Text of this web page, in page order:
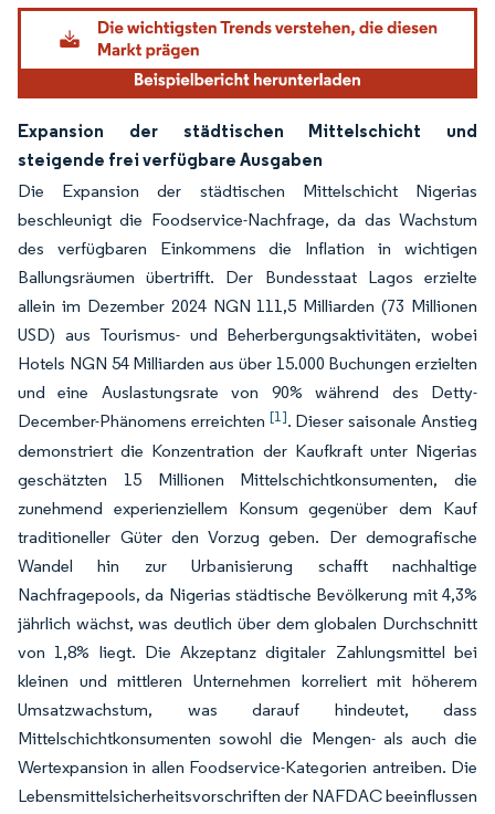
Expansion der städtischen Mittelschicht und
steigende frei verfügbare Ausgaben
Die Expansion der städtischen Mittelschicht Nigerias
beschleunigt die Foodservice-Nachfrage, da das Wachstum
des verfügbaren Einkommens die Inflation in wichtigen
Ballungsräumen übertrifft. Der Bundesstaat Lagos erzielte
allein im Dezember 2024 NGN 111,5 Milliarden (73 Millionen
USD) aus Tourismus- und Beherbergungsaktivitäten, wobei
Hotels NGN 54 Milliarden aus über 15.000 Buchungen erzielten
und eine Auslastungsrate von 90% während des Detty-
December-Phänomens erreichten [1]. Dieser saisonale Anstieg
demonstriert die Konzentration der Kaufkraft unter Nigerias
geschätzten 15 Millionen Mittelschichtkonsumenten, die
zunehmend experienziellem Konsum gegenüber dem Kauf
traditioneller Güter den Vorzug geben. Der demografische
Wandel hin zur Urbanisierung schafft nachhaltige
Nachfragepools, da Nigerias städtische Bevölkerung mit 4,3%
jährlich wächst, was deutlich über dem globalen Durchschnitt
von 1,8% liegt. Die Akzeptanz digitaler Zahlungsmittel bei
kleinen und mittleren Unternehmen korreliert mit höherem
Umsatzwachstum, was darauf hindeutet, dass
Mittelschichtkonsumenten sowohl die Mengen- als auch die
Wertexpansion in allen Foodservice-Kategorien antreiben. Die
Lebensmittelsicherheitsvorschriften der NAFDAC beeinflussen